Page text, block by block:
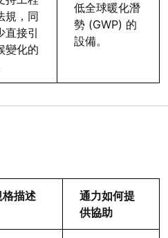
規，同
直接引
變化的
低全球暖化潛
勢 (GWP) 的
設備。
格描述
通力如何提
供協助